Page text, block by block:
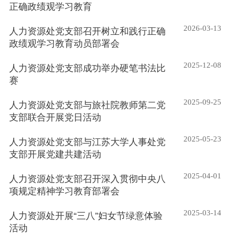
正确政绩观学习教育
人力资源处党支部召开树立和践行正确
政绩观学习教育动员部署会
2026-03-13
人力资源处党支部成功举办硬笔书法比
赛
2025-12-08
人力资源处党支部与旅社院教师第二党
支部联合开展党日活动
2025-09-25
人力资源处党支部与江苏大学人事处党
支部开展党建共建活动
2025-05-23
人力资源处党支部召开深入贯彻中央八
项规定精神学习教育部署会
2025-04-01
人力资源处开展“三八”妇女节绿意体验
活动
2025-03-14